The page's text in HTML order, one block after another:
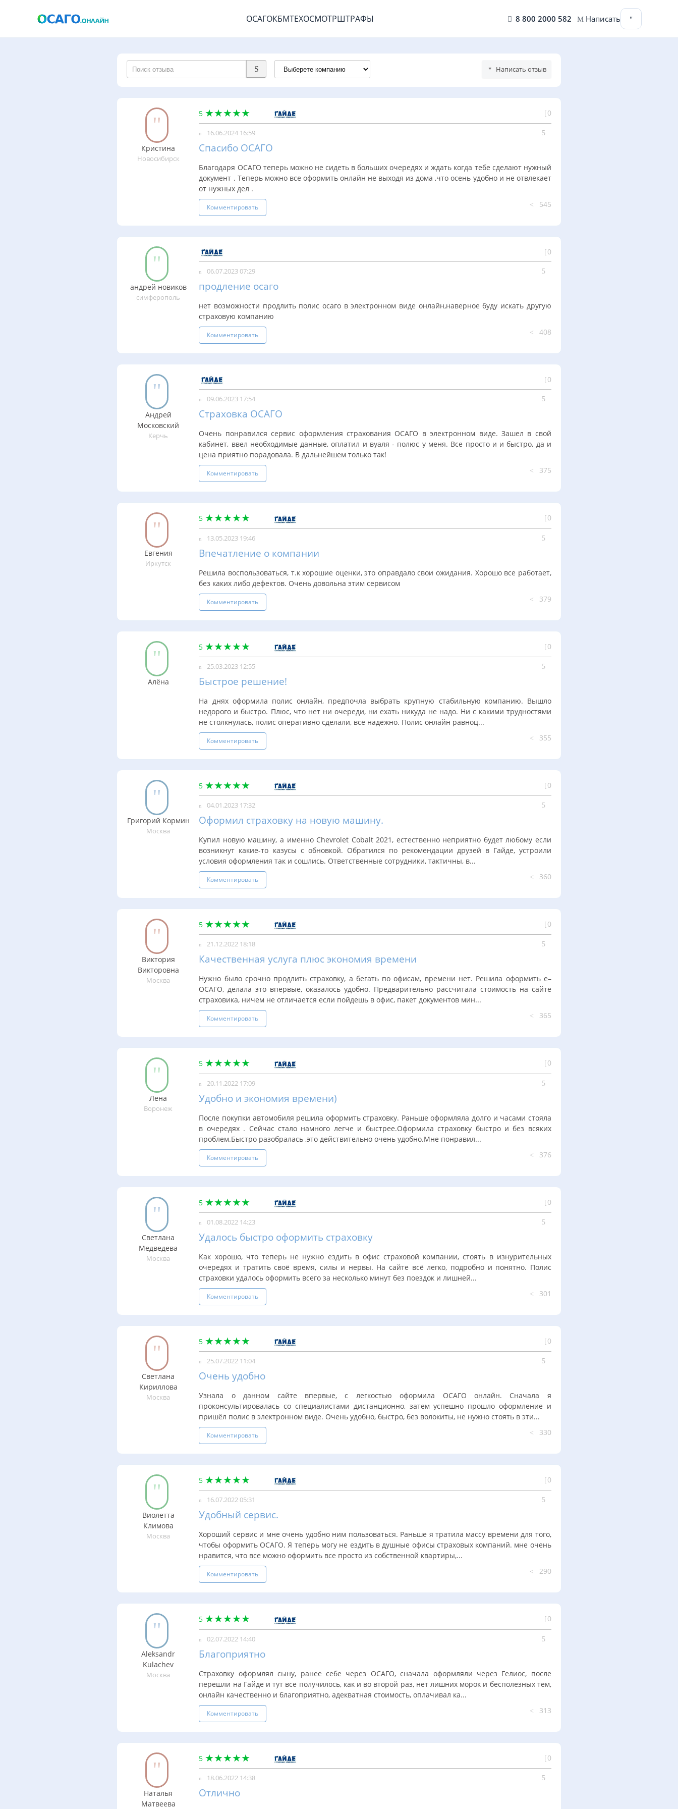
ОСАГОКБМТЕХОСМОТРШТРАФЫ 8 800 2000 582 Написать
Написать отзыв
Кристина
Новосибирск
5 0
16.06.2024 16:59
Спасибо ОСАГО
Благодаря ОСАГО теперь можно не сидеть в больших очередях и ждать когда тебе сделают нужный
документ . Теперь можно все оформить онлайн не выходя из дома ,что осень удобно и не отвлекает
от нужных дел .
Комментировать 545
андрей новиков
симферополь
0
06.07.2023 07:29
продление осаго
нет возможности продлить полис осаго в электронном виде онлайн,наверное буду искать другую
страховую компанию
Комментировать 408
Андрей
Московский
Керчь
0
09.06.2023 17:54
Страховка ОСАГО
Очень понравился сервис оформления страхования ОСАГО в электронном виде. Зашел в свой
кабинет, ввел необходимые данные, оплатил и вуаля - полюс у меня. Все просто и и быстро, да и
цена приятно порадовала. В дальнейшем только так!
Комментировать 375
Евгения
Иркутск
5 0
13.05.2023 19:46
Впечатление о компании
Решила воспользоваться, т.к хорошие оценки, это оправдало свои ожидания. Хорошо все работает,
без каких либо дефектов. Очень довольна этим сервисом
Комментировать 379
Алёна
5 0
25.03.2023 12:55
Быстрое решение!
На днях оформила полис онлайн, предпочла выбрать крупную стабильную компанию. Вышло
недорого и быстро. Плюс, что нет ни очереди, ни ехать никуда не надо. Ни с какими трудностями
не столкнулась, полис оперативно сделали, всё надёжно. Полис онлайн равноц...
Комментировать 355
Григорий Кормин
Москва
5 0
04.01.2023 17:32
Оформил страховку на новую машину.
Купил новую машину, а именно Chevrolet Cobalt 2021, естественно неприятно будет любому если
возникнут какие-то казусы с обновкой. Обратился по рекомендации друзей в Гайде, устроили
условия оформления так и сошлись. Ответственные сотрудники, тактичны, в...
Комментировать 360
Виктория
Викторовна
Москва
5 0
21.12.2022 18:18
Качественная услуга плюс экономия времени
Нужно было срочно продлить страховку, а бегать по офисам, времени нет. Решила оформить е–
ОСАГО, делала это впервые, оказалось удобно. Предварительно рассчитала стоимость на сайте
страховика, ничем не отличается если пойдешь в офис, пакет документов мин...
Комментировать 365
Лена
Воронеж
5 0
20.11.2022 17:09
Удобно и экономия времени)
После покупки автомобиля решила оформить страховку. Раньше оформляла долго и часами стояла
в очередях . Сейчас стало намного легче и быстрее.Оформила страховку быстро и без всяких
проблем.Быстро разобралась ,это действительно очень удобно.Мне понравил...
Комментировать 376
Светлана
Медведева
Москва
5 0
01.08.2022 14:23
Удалось быстро оформить страховку
Как хорошо, что теперь не нужно ездить в офис страховой компании, стоять в изнурительных
очередях и тратить своё время, силы и нервы. На сайте всё легко, подробно и понятно. Полис
страховки удалось оформить всего за несколько минут без поездок и лишней...
Комментировать 301
Светлана
Кириллова
Москва
5 0
25.07.2022 11:04
Очень удобно
Узнала о данном сайте впервые, с легкостью оформила ОСАГО онлайн. Сначала я
проконсультировалась со специалистами дистанционно, затем успешно прошло оформление и
пришёл полис в электронном виде. Очень удобно, быстро, без волокиты, не нужно стоять в эти...
Комментировать 330
Виолетта
Климова
Москва
5 0
16.07.2022 05:31
Удобный сервис.
Хороший сервис и мне очень удобно ним пользоваться. Раньше я тратила массу времени для того,
чтобы оформить ОСАГО. Я теперь могу не ездить в душные офисы страховых компаний. мне очень
нравится, что все можно оформить все просто из собственной квартиры,...
Комментировать 290
Aleksandr
Kulachev
Москва
5 0
02.07.2022 14:40
Благоприятно
Страховку оформлял сыну, ранее себе через ОСАГО, сначала оформляли через Гелиос, после
перешли на Гайде и тут все получилось, как и во второй раз, нет лишних морок и бесполезных тем,
онлайн качественно и благоприятно, адекватная стоимость, оплачивал ка...
Комментировать 313
Наталья
Матвеева
5 0
18.06.2022 14:38
Отлично